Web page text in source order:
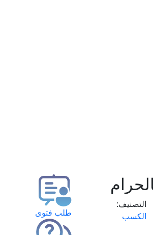
التصنيف:
الكسب
طلب فتوى